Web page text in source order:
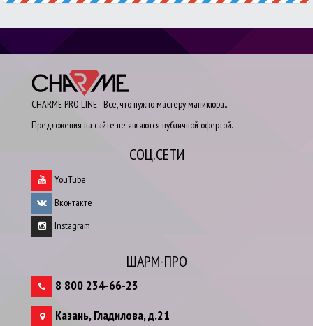
CHARME PRO LINE - Все, что нужно мастеру маникюра...
Предложения на сайте не являются публичной офертой.
СОЦ.СЕТИ
YouTube
Вконтакте
Instagram
ШАРМ-ПРО
8 800 234-66-23
Казань,Гладилова, д.21